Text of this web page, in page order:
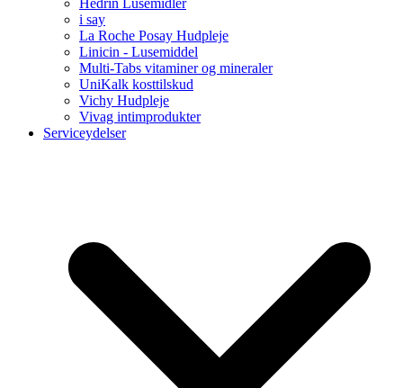
i say
La Roche Posay Hudpleje
Linicin - Lusemiddel
Multi-Tabs vitaminer og mineraler
UniKalk kosttilskud
Vichy Hudpleje
Vivag intimprodukter
Serviceydelser